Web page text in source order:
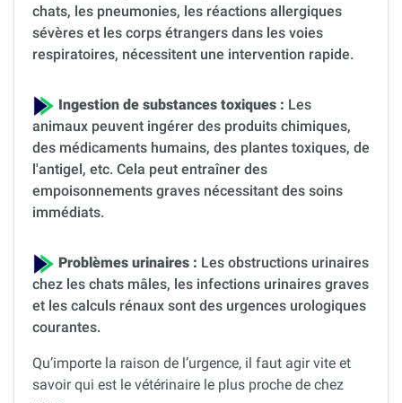
chats, les pneumonies, les réactions allergiques
sévères et les corps étrangers dans les voies
respiratoires, nécessitent une intervention rapide.
Ingestion de substances toxiques : Les
animaux peuvent ingérer des produits chimiques,
des médicaments humains, des plantes toxiques, de
l'antigel, etc. Cela peut entraîner des
empoisonnements graves nécessitant des soins
immédiats.
Problèmes urinaires : Les obstructions urinaires
chez les chats mâles, les infections urinaires graves
et les calculs rénaux sont des urgences urologiques
courantes.
Qu’importe la raison de l’urgence, il faut agir vite et
savoir qui est le vétérinaire le plus proche de chez